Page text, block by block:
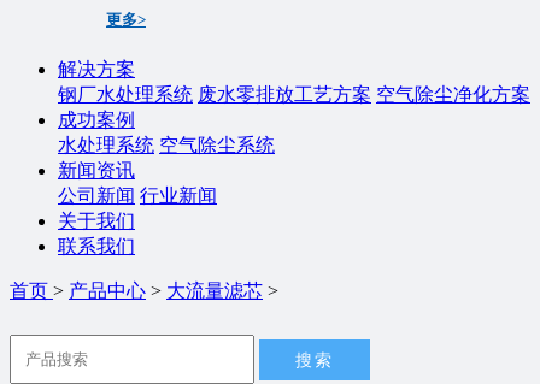
更多>
解决方案
钢厂水处理系统 废水零排放工艺方案 空气除尘净化方案
成功案例
水处理系统 空气除尘系统
新闻资讯
公司新闻 行业新闻
关于我们
联系我们
首页 > 产品中心 > 大流量滤芯 >
搜索